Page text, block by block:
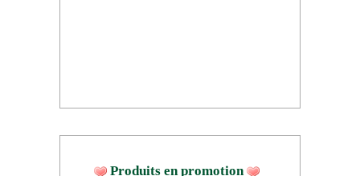
Produits en promotion